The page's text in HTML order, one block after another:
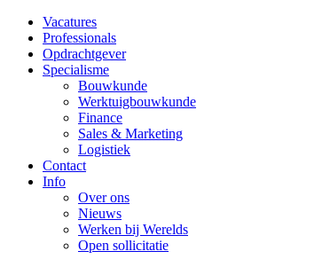
Vacatures
Professionals
Opdrachtgever
Specialisme
Bouwkunde
Werktuigbouwkunde
Finance
Sales & Marketing
Logistiek
Contact
Info
Over ons
Nieuws
Werken bij Werelds
Open sollicitatie